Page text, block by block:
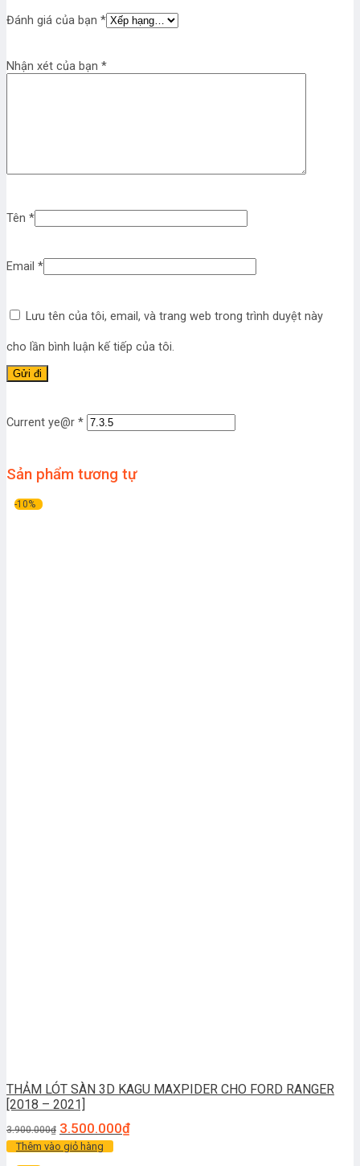
Đánh giá của bạn *
Nhận xét của bạn *
Tên *
Email *
Lưu tên của tôi, email, và trang web trong trình duyệt này
cho lần bình luận kế tiếp của tôi.
Current ye@r *
Sản phẩm tương tự
-10%
THẢM LÓT SÀN 3D KAGU MAXPIDER CHO FORD RANGER
[2018 – 2021]
3.900.000₫ 3.500.000₫
Thêm vào giỏ hàng